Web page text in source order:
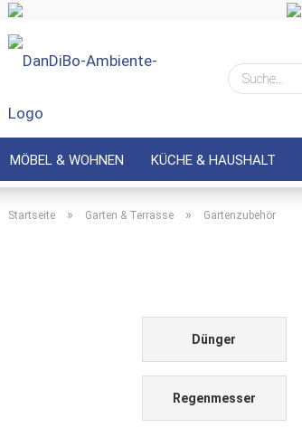
MÖBEL & WOHNEN KÜCHE & HAUSHALT
Startseite » Garten & Terrasse » Gartenzubehör
Dünger
Regenmesser